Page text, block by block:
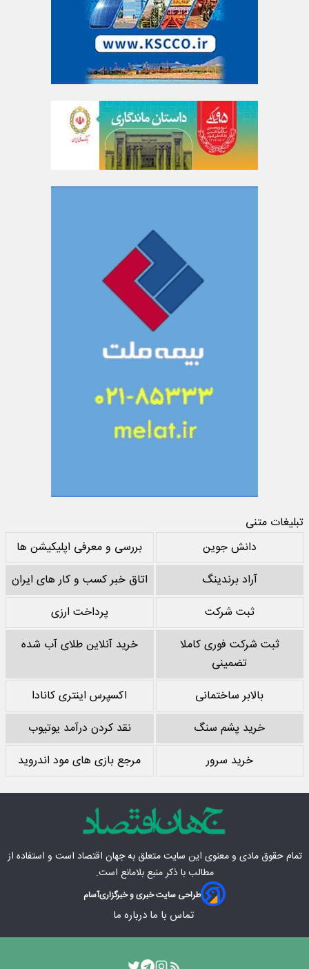
تبلیغات متنی
دانش جوین
بررسی و معرفی اپلیکیشن ها
آراد برندینگ
اتاق خبر کسب و کار های ایران
ثبت شرکت
پرداخت ارزی
ثبت شرکت فوری کاملا
تضمینی
خرید آنلاین طلای آب شده
بالابر ساختمانی
اکسپرس اینتری کانادا
خرید پشم سنگ
نقد کردن درآمد یوتیوب
خرید سرور
مرجع بازی های مود اندروید
تمام حقوق مادی‌ و معنوی این سایت متعلق بهجهان اقتصاد است و استفاده از
مطالب با ذکر منبع بلامانع است.
طراحی سایت خبری و خبرگزاریآسام
تماس با ما درباره ما